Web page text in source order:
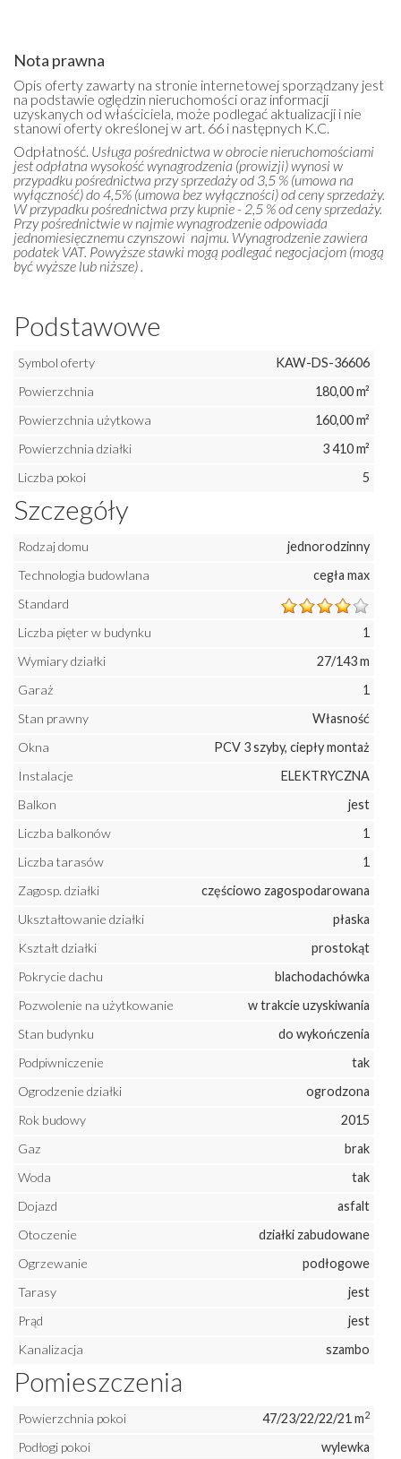
Nota prawna
Opis oferty zawarty na stronie internetowej sporządzany jest
na podstawie oględzin nieruchomości oraz informacji
uzyskanych od właściciela, może podlegać aktualizacji i nie
stanowi oferty określonej w art. 66 i następnych K.C.
Odpłatność. Usługa pośrednictwa w obrocie nieruchomościami
jest odpłatna wysokość wynagrodzenia (prowizji) wynosi w
przypadku pośrednictwa przy sprzedaży od 3,5 % (umowa na
wyłączność) do 4,5% (umowa bez wyłączności) od ceny sprzedaży.
W przypadku pośrednictwa przy kupnie - 2,5 % od ceny sprzedaży.
Przy pośrednictwie w najmie wynagrodzenie odpowiada
jednomiesięcznemu czynszowi najmu. Wynagrodzenie zawiera
podatek VAT. Powyższe stawki mogą podlegać negocjacjom (mogą
być wyższe lub niższe) .
Podstawowe
Symbol oferty
KAW-DS-36606
Powierzchnia
180,00 m²
Powierzchnia użytkowa
160,00 m²
Powierzchnia działki
3 410 m²
Liczba pokoi
5
Szczegóły
Rodzaj domu
jednorodzinny
Technologia budowlana
cegła max
Standard
Liczba pięter w budynku
1
Wymiary działki
27/143 m
Garaż
1
Stan prawny
Własność
Okna
PCV 3 szyby, ciepły montaż
Instalacje
ELEKTRYCZNA
Balkon
jest
Liczba balkonów
1
Liczba tarasów
1
Zagosp. działki
częściowo zagospodarowana
Ukształtowanie działki
płaska
Kształt działki
prostokąt
Pokrycie dachu
blachodachówka
Pozwolenie na użytkowanie
w trakcie uzyskiwania
Stan budynku
do wykończenia
Podpiwniczenie
tak
Ogrodzenie działki
ogrodzona
Rok budowy
2015
Gaz
brak
Woda
tak
Dojazd
asfalt
Otoczenie
działki zabudowane
Ogrzewanie
podłogowe
Tarasy
jest
Prąd
jest
Kanalizacja
szambo
Pomieszczenia
Powierzchnia pokoi 47/23/22/22/21 m2
Podłogi pokoi
wylewka